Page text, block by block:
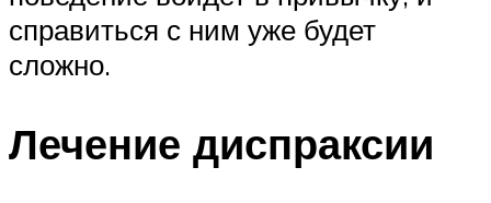
справиться с ним уже будет
сложно.
Лечение диспраксии